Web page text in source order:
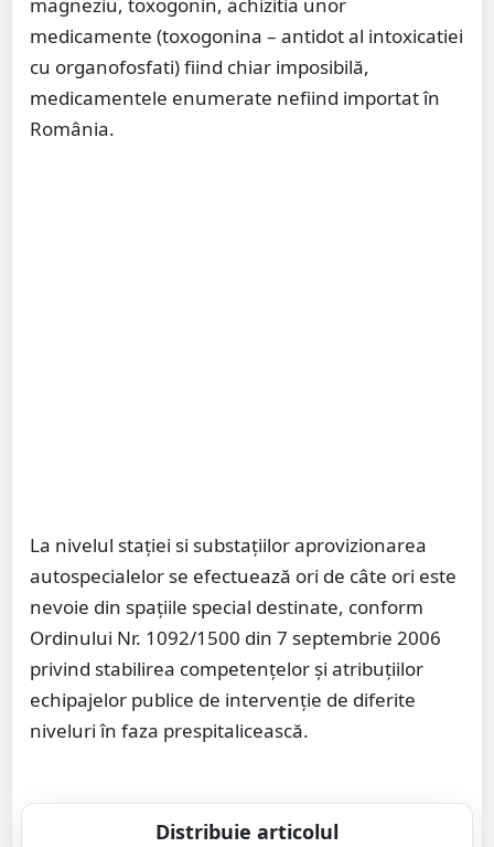
magneziu, toxogonin, achizitia unor
medicamente (toxogonina – antidot al intoxicatiei
cu organofosfati) fiind chiar imposibilă,
medicamentele enumerate nefiind importat în
România.
La nivelul stației si substațiilor aprovizionarea
autospecialelor se efectuează ori de câte ori este
nevoie din spațiile special destinate, conform
Ordinului Nr. 1092/1500 din 7 septembrie 2006
privind stabilirea competenţelor şi atribuţiilor
echipajelor publice de intervenţie de diferite
niveluri în faza prespitalicească.
Distribuie articolul